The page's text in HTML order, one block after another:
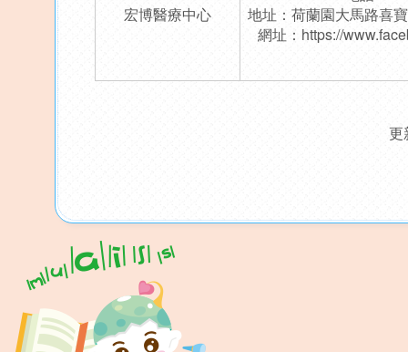
宏博醫療中心
地址：荷蘭園大馬路喜
網址： https://
更